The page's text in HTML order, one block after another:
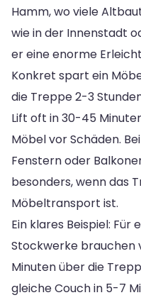
Hamm, wo viele
wie in der Innenstadt
er eine enorme
Konkret spart ein
die Treppe 2-3
Lift oft in 30-45
Möbel vor Schäden.
Fenstern oder
besonders, wenn das
Möbeltransport ist.
Ein klares Beispiel:
Stockwerke brauchen
Minuten über die
gleiche Couch in 5-7